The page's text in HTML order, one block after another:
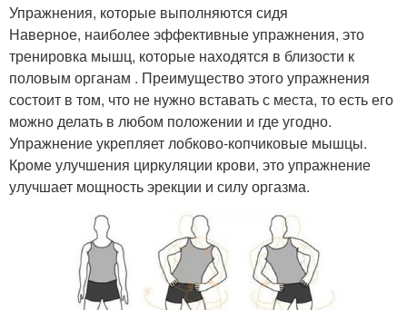
Упражнения, которые выполняются сидя
Наверное, наиболее эффективные упражнения, это
тренировка мышц, которые находятся в близости к
половым органам . Преимущество этого упражнения
состоит в том, что не нужно вставать с места, то есть его
можно делать в любом положении и где угодно.
Упражнение укрепляет лобково-копчиковые мышцы.
Кроме улучшения циркуляции крови, это упражнение
улучшает мощность эрекции и силу оргазма.